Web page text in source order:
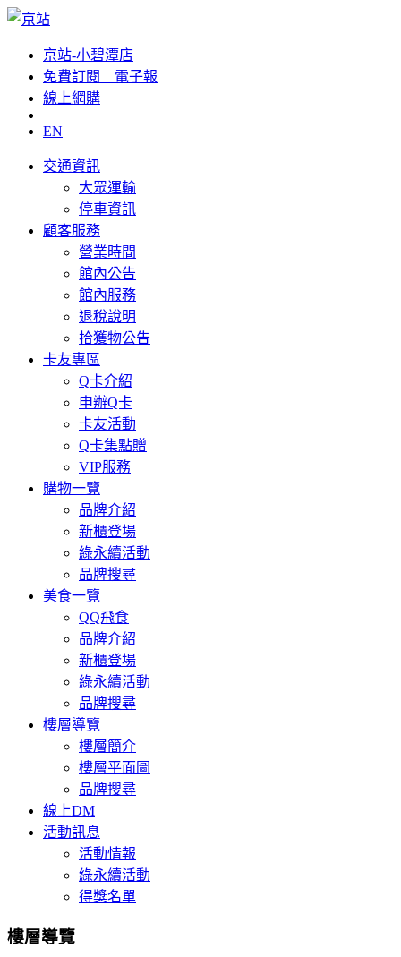
京站-小碧潭店
免費訂閱__電子報
線上網購
EN
交通資訊
大眾運輸
停車資訊
顧客服務
營業時間
館內公告
館內服務
退稅說明
拾獲物公告
卡友專區
Q卡介紹
申辦Q卡
卡友活動
Q卡集點贈
VIP服務
購物一覽
品牌介紹
新櫃登場
綠永續活動
品牌搜尋
美食一覽
QQ飛食
品牌介紹
新櫃登場
綠永續活動
品牌搜尋
樓層導覽
樓層簡介
樓層平面圖
品牌搜尋
線上DM
活動訊息
活動情報
綠永續活動
得獎名單
樓層導覽